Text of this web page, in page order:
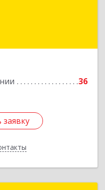
36
г, Юбилейный